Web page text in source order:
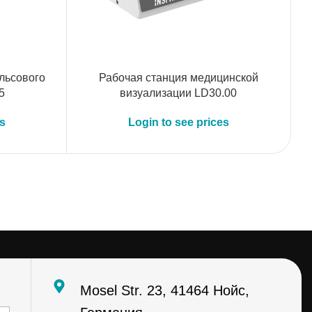
Рабочая станция медицинской
визуализации LD30.00
Login to see prices
Mosel Str. 23, 41464 Нойс,